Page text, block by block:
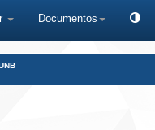
Documentos